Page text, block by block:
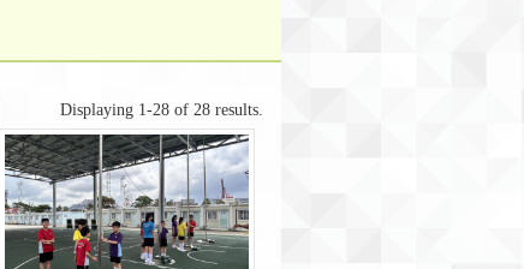
Displaying 1-28 of 28 results.